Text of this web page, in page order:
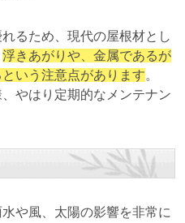
るため、現代の屋根材とし
浮きあがりや、金属であるが
いう注意点があります。
やはり定期的なメンテナン
や風、太陽の影響を非常に